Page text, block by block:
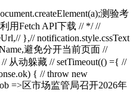
测验考
用Fetch API下载 // */ //
},// notification.style.cssText
避免分开当前页面 //
// 从动躲藏 // setTimeout(() ={ //
{ // throw new
=>区市场监管局召开2026年